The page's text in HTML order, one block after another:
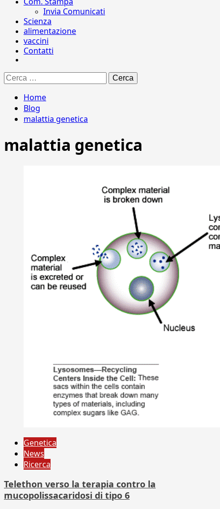
Invia Comunicati
Scienza
alimentazione
vaccini
Contatti
Ricerca
per:
Home
Blog
malattia genetica
malattia genetica
Genetica
News
Ricerca
Telethon verso la terapia contro la
mucopolissacaridosi di tipo 6